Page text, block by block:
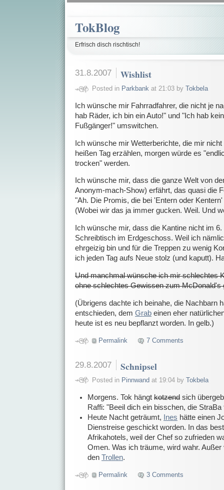
TokBlog
Erfrisch disch rischtisch!
31.8.2007 Wishlist
Posted in Parkbank at 21:03 by Tokbela
Ich wünsche mir Fahrradfahrer, die nicht je
hab Räder, ich bin ein Auto!" und "Ich hab
Fußgänger!" umswitchen.
Ich wünsche mir Wetterberichte, die mir
heißen Tag erzählen, morgen würde es
trocken" werden.
Ich wünsche mir, dass die ganze Welt von
Anonym-mach-Show) erfährt, das quasi die
"Ah. Die Promis, die bei 'Entern oder
(Wobei wir das ja immer gucken. Weil. Und
Ich wünsche mir, dass die Kantine nicht im
Schreibtisch im Erdgeschoss. Weil ich
ehrgeizig bin und für die Treppen zu wenig
ich jeden Tag aufs Neue stolz (und kaputt).
Und manchmal wünsche ich mir schlechtes
ohne schlechtes Gewissen zum McDonald's
(Übrigens dachte ich beinahe, die Nachbarn
entschieden, dem Grab einen eher
heute ist es neu bepflanzt worden. In gelb.)
Permalink 7 Comments
29.8.2007 Schnipsel
Posted in Pinnwand at 19:04 by Tokbela
Morgens. Tok hängt kotzendsich
Raffi: "Beeil dich ein bisschen, die StraBa
Heute Nacht geträumt,
Ines hätte einen
Dienstreise geschickt worden. In das
Afrikahotels, weil der Chef so zufrieden
Omen. Was ich träume, wird wahr.
den Trollen.
Permalink 3 Comments